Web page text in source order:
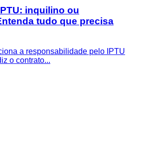
inquilino ou
tudo que precisa
a responsabilidade pelo IPTU
o contrato...